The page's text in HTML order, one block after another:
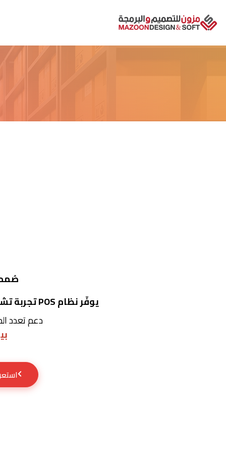
صُمم
يوفّر نظام POS تجربة تشغيل سلسة تجمع بين إدارة المبيعات والمخازن والإيرادات، مدعومة بتقارير دقيقة
دعم تعدد